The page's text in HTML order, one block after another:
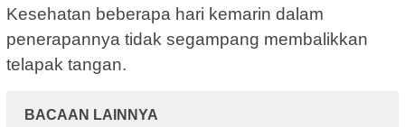
Kesehatan beberapa hari kemarin dalam
penerapannya tidak segampang membalikkan
telapak tangan.
BACAAN LAINNYA